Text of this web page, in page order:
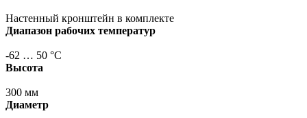
Настенный кронштейн в комплекте
Диапазон рабочих температур
-62 … 50 °С
Высота
300 мм
Диаметр